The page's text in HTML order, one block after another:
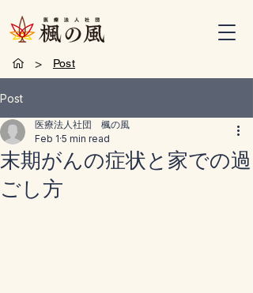
> Post
Post
末期がんの症状と家での過
ごし方
医療法人社団 楓の風
Feb 1 5 min read